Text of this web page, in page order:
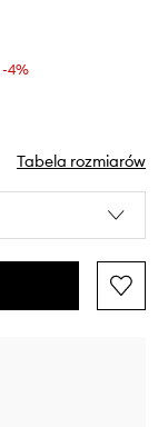
-4%
Tabela rozmiarów